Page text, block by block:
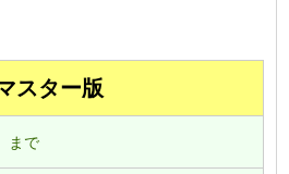
スター版
まで